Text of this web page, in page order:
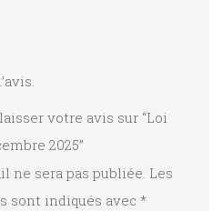
votre avis sur “Loi
2025”
ne sera pas publiée. Les
sont indiqués avec *